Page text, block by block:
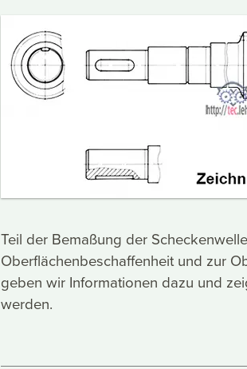
Teil der Bemaßung der
Oberflächenbeschaffenheit und zur
geben wir Informationen dazu und
werden.